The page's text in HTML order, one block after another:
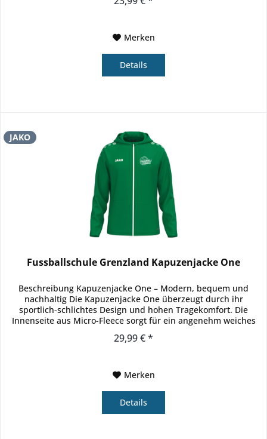
Merken
Details
JAKO
Fussballschule Grenzland Kapuzenjacke One
Beschreibung Kapuzenjacke One – Modern, bequem und
nachhaltig Die Kapuzenjacke One überzeugt durch ihr
sportlich-schlichtes Design und hohen Tragekomfort. Die
Innenseite aus Micro-Fleece sorgt für ein angenehm weiches
29,99 € *
Merken
Details